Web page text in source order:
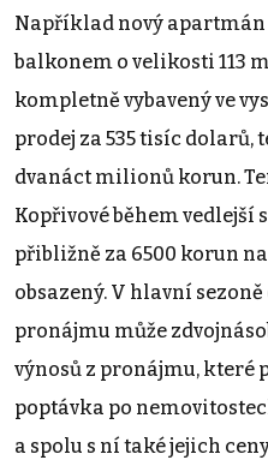
Například nový apartmán
balkonem o velikosti 113
kompletně vybavený ve
prodej za 535 tisíc dolarů,
dvanáct milionů korun.
Kopřivové během vedlejší
přibližně za 6500 korun na
obsazený. V hlavní
pronájmu může
výnosů z pronájmu, které
poptávka po
a spolu s ní také jejich